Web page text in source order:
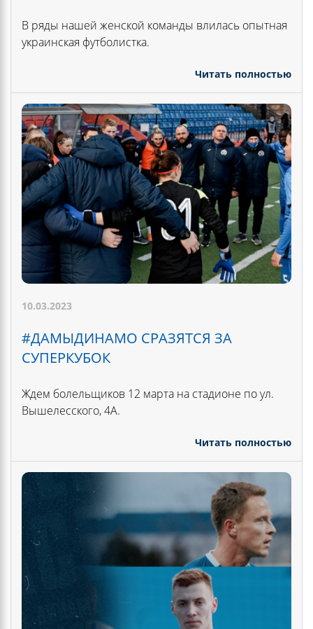
В ряды нашей женской команды влилась опытная
украинская футболистка.
Читать полностью
10.03.2023
#ДАМЫДИНАМО СРАЗЯТСЯ ЗА
СУПЕРКУБОК
Ждем болельщиков 12 марта на стадионе по ул.
Вышелесского, 4А.
Читать полностью